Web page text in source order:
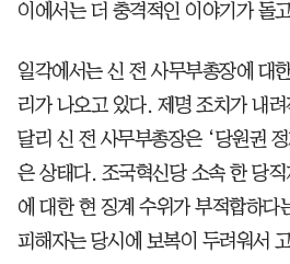
이에서는 더 충격적인 이야기가 돌
일각에서는 신 전 사무부총장에 대
리가 나오고 있다. 제명 조치가 내
달리 신 전 사무부총장은 ‘당원권
은 상태다. 조국혁신당 소속 한 당
에 대한 현 징계 수위가 부적합하다
피해자는 당시에 보복이 두려워서